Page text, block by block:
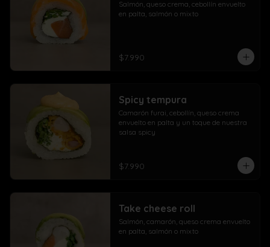
Salmón, queso crema, cebollín envuelto
en palta, salmón o mixto
$7.990
Spicy tempura
Camarón furai, cebollín, queso crema
envuelto en palta y un toque de nuestra
salsa spicy
$7.990
Take cheese roll
Salmón, camarón, queso crema envuelto
en palta, salmón o mixto